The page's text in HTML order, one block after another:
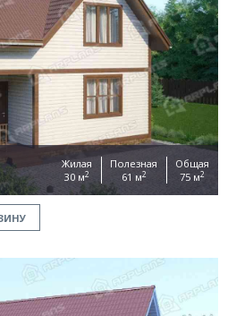
Жилая
30 м2
Полезная
61 м2
Общая
75 м2